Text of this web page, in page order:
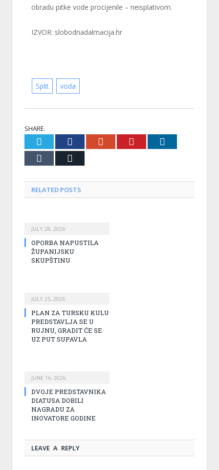
obradu pitke vode procijenile – neisplativom.
IZVOR: slobodnadalmacija.hr
Split voda
SHARE.
Twitter FacebookGoogle+ Pinterest
Tumblr
RELATED POSTS
JULY 28, 2026
OPORBA NAPUSTILA
ŽUPANIJSKU
SKUPŠTINU
JULY 25, 2026
PLAN ZA TURSKU KULU
PREDSTAVLJA SE U
RUJNU, GRADIT ĆE SE
UZ PUT SUPAVLA
JUNE 16, 2026
DVOJE PREDSTAVNIKA
DIATUSA DOBILI
NAGRADU ZA
INOVATORE GODINE
LEAVE A REPLY